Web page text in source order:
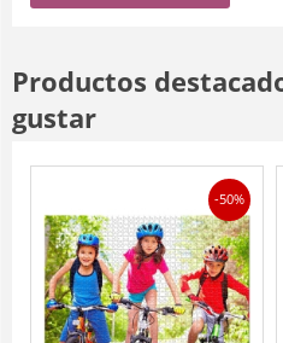
Productos
gustar
-50%